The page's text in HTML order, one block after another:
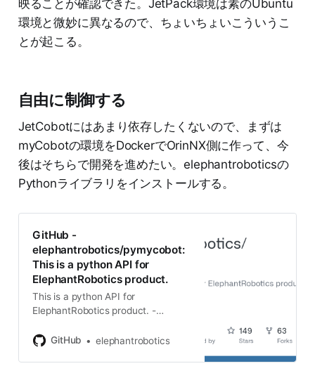
映ることが確認できた。JetPack環境は素のUbuntu
環境と微妙に異なるので、ちょいちょいこういうこ
とが起こる。
自由に制御する
JetCobotにはあまり依存したくないので、まずは
myCobotの環境をDockerでOrinNX側に作って、今
後はそちらで開発を進めたい。elephantroboticsの
Pythonライブラリをインストールする。
GitHub -
elephantrobotics/pymycobot:
This is a python API for
ElephantRobotics product.
This is a python API for
ElephantRobotics product. -
GitHub
elephantrobotics